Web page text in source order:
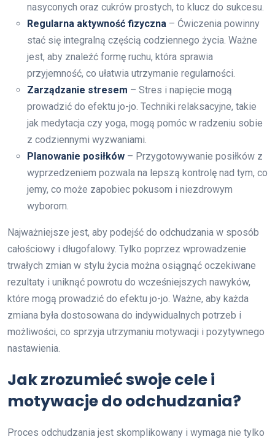
nasyconych oraz cukrów prostych, to klucz do sukcesu.
Regularna aktywność fizyczna – Ćwiczenia powinny
stać się integralną częścią codziennego życia. Ważne
jest, aby znaleźć formę ruchu, która sprawia
przyjemność, co ułatwia utrzymanie regularności.
Zarządzanie stresem – Stres i napięcie mogą
prowadzić do efektu jo-jo. Techniki relaksacyjne, takie
jak medytacja czy yoga, mogą pomóc w radzeniu sobie
z codziennymi wyzwaniami.
Planowanie posiłków – Przygotowywanie posiłków z
wyprzedzeniem pozwala na lepszą kontrolę nad tym, co
jemy, co może zapobiec pokusom i niezdrowym
wyborom.
Najważniejsze jest, aby podejść do odchudzania w sposób
całościowy i długofalowy. Tylko poprzez wprowadzenie
trwałych zmian w stylu życia można osiągnąć oczekiwane
rezultaty i uniknąć powrotu do wcześniejszych nawyków,
które mogą prowadzić do efektu jo-jo. Ważne, aby każda
zmiana była dostosowana do indywidualnych potrzeb i
możliwości, co sprzyja utrzymaniu motywacji i pozytywnego
nastawienia.
Jak zrozumieć swoje cele i
motywacje do odchudzania?
Proces odchudzania jest skomplikowany i wymaga nie tylko